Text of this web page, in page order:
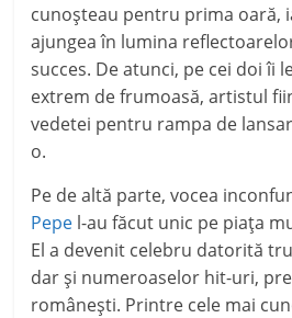
cunoșteau pentru prima oară,
ajungea în lumina
succes. De atunci, pe cei doi îi
extrem de frumoasă, artistul
vedetei pentru rampa de
o.
Pe de altă parte, vocea
Pepe l-au făcut unic pe piața
El a devenit celebru datorită
dar și numeroaselor hit-uri,
românești. Printre cele mai